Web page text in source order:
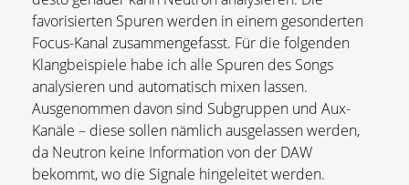
favorisierten Spuren werden in einem gesonderten
Focus-Kanal zusammengefasst. Für die folgenden
Klangbeispiele habe ich alle Spuren des Songs
analysieren und automatisch mixen lassen.
Ausgenommen davon sind Subgruppen und Aux-
Kanäle – diese sollen nämlich ausgelassen werden,
da Neutron keine Information von der DAW
bekommt, wo die Signale hingeleitet werden.